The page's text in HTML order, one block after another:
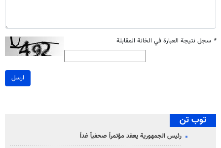
* سجل نتيجة العبارة في الخانة المقابلة
ارسل
توب تن
رئيس الجمهورية يعقد مؤتمراً صحفياً غداً